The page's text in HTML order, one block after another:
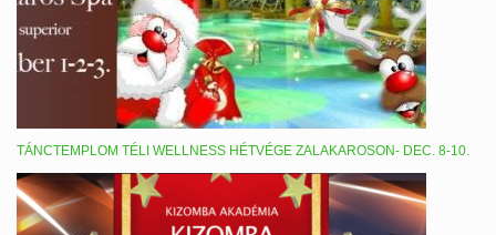
TÁNCTEMPLOM TÉLI WELLNESS HÉTVÉGE ZALAKAROSON- DEC. 8-10.